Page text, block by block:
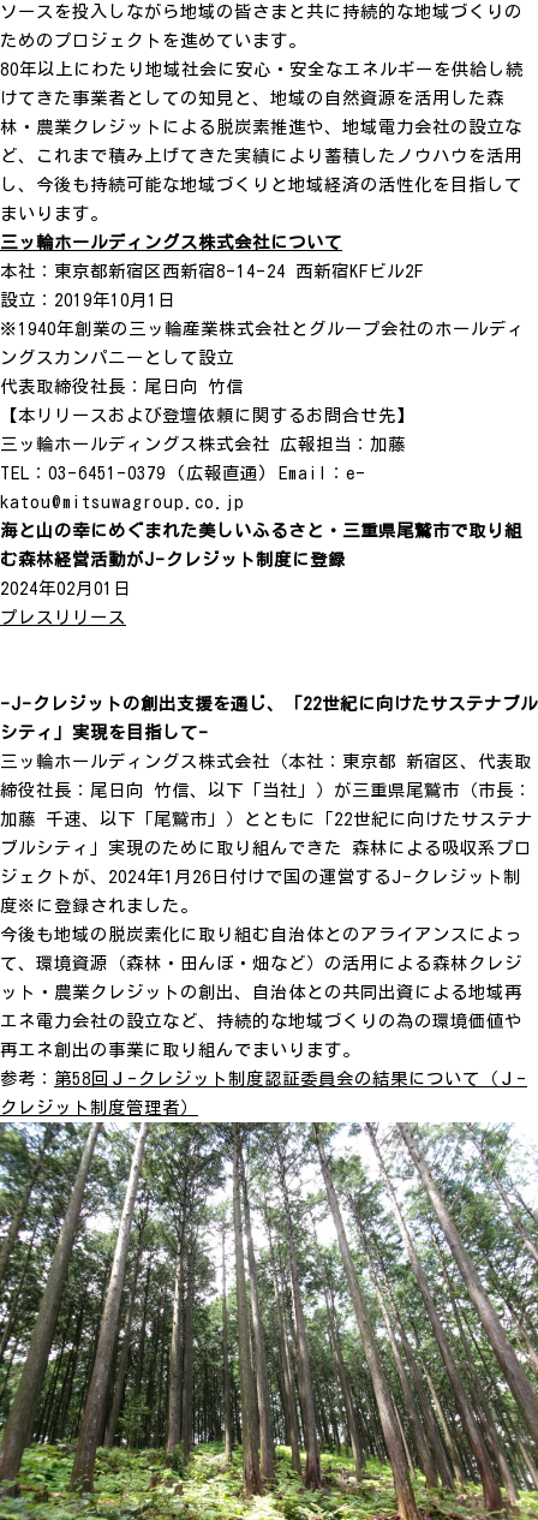
ソースを投入しながら地域の皆さまと共に持続的な地域づくりの
ためのプロジェクトを進めています。
80年以上にわたり地域社会に安心・安全なエネルギーを供給し続
けてきた事業者としての知見と、地域の自然資源を活用した森
林・農業クレジットによる脱炭素推進や、地域電力会社の設立な
ど、これまで積み上げてきた実績により蓄積したノウハウを活用
し、今後も持続可能な地域づくりと地域経済の活性化を目指して
まいります。
三ッ輪ホールディングス株式会社について
本社：東京都新宿区西新宿8-14-24 西新宿KFビル2F
設立：2019年10月1日
※1940年創業の三ッ輪産業株式会社とグループ会社のホールディ
ングスカンパニーとして設立
代表取締役社長：尾日向 竹信
【本リリースおよび登壇依頼に関するお問合せ先】
三ッ輪ホールディングス株式会社 広報担当：加藤
TEL：03-6451-0379 (広報直通) Email：e-
katou@mitsuwagroup.co.jp
海と山の幸にめぐまれた美しいふるさと・三重県尾鷲市で取り組
む森林経営活動がJ-クレジット制度に登録
2024年02月01日
プレスリリース
-J-クレジットの創出支援を通じ、「22世紀に向けたサステナブル
シティ」実現を目指して-
三ッ輪ホールディングス株式会社（本社：東京都 新宿区、代表取
締役社長：尾日向 竹信、以下「当社」）が三重県尾鷲市（市長：
加藤 千速、以下「尾鷲市」）とともに「22世紀に向けたサステナ
ブルシティ」実現のために取り組んできた 森林による吸収系プロ
ジェクトが、2024年1月26日付けで国の運営するJ-クレジット制
度※に登録されました。
今後も地域の脱炭素化に取り組む自治体とのアライアンスによっ
て、環境資源（森林・田んぼ・畑など）の活用による森林クレジ
ット・農業クレジットの創出、自治体との共同出資による地域再
エネ電力会社の設立など、持続的な地域づくりの為の環境価値や
再エネ創出の事業に取り組んでまいります。
参考： 第58回Ｊ-クレジット制度認証委員会の結果について（Ｊ-
クレジット制度管理者）